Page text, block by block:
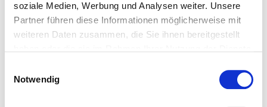
soziale Medien, Werbung und Analysen weiter. Unsere
Partner führen diese Informationen möglicherweise mit
weiteren Daten zusammen, die Sie ihnen bereitgestellt
Notwendig